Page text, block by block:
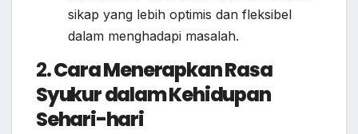
sikap yang lebih optimis dan fleksibel
dalam menghadapi masalah.
2.Cara Menerapkan Rasa
Syukur dalam Kehidupan
Sehari-hari